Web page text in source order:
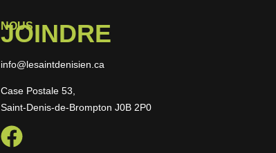
NOUS
JOINDRE
info@lesaintdenisien.ca
Case Postale 53,
Saint-Denis-de-Brompton J0B 2P0